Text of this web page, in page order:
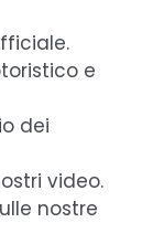
e
dei
video.
nostre